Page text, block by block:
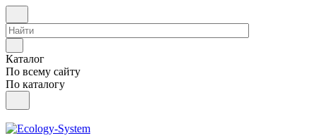
Каталог
По всему сайту
По каталогу